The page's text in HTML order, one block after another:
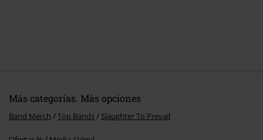
Más categorías. Más opciones
Band Merch Top Bands Slaughter To Prevail